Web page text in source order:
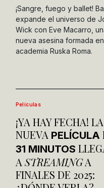
¡Sangre, fuego y ballet!
expande el universo de
Wick con Eve Macarro,
nueva asesina formada
academia Ruska Roma.
Películas
¡YA HAY FECHA! LA
NUEVA PELÍCULA
31 MINUTOS
A STREAMINGA
FINALES DE 2025: